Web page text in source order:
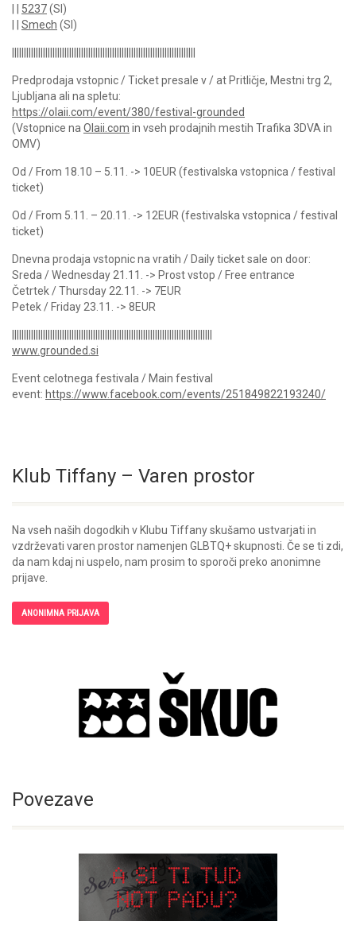
5237(SI)
Smech (SI)
Predprodaja vstopnic / Ticket presale v / at Pritličje, Mestni trg 2,
Ljubljana ali na spletu:
https://olaii.com/event/380/festival-grounded
(Vstopnice na Olaii.com in vseh prodajnih mestih Trafika 3DVA in
OMV)
Od / From 18.10 – 5.11. -> 10EUR (festivalska vstopnica / festival
ticket)
Od / From 5.11. – 20.11. -> 12EUR (festivalska vstopnica / festival
ticket)
Dnevna prodaja vstopnic na vratih / Daily ticket sale on door:
Sreda / Wednesday 21.11. -> Prost vstop / Free entrance
Četrtek / Thursday 22.11. -> 7EUR
Petek / Friday 23.11. -> 8EUR
www.grounded.si
Event celotnega festivala / Main festival
event: https://www.facebook.com/events/251849822193240/
Klub Tiffany – Varen prostor
Na vseh naših dogodkih v Klubu Tiffany skušamo ustvarjati in
vzdrževati varen prostor namenjen GLBTQ+ skupnosti. Če se ti zdi,
da nam kdaj ni uspelo, nam prosim to sporoči preko anonimne
prijave.
ANONIMNA PRIJAVA
Povezave